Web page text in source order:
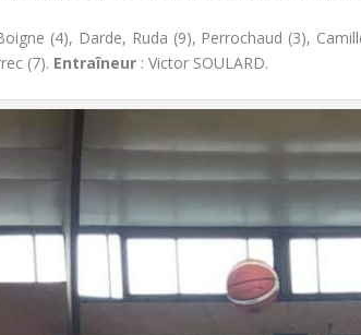
(4), Darde, Ruda (9), Perrochaud (3),
(7). Entraîneur : Victor SOULARD.